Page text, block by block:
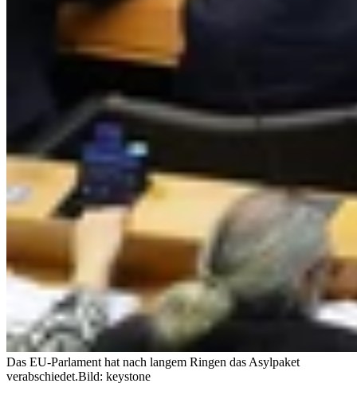
Das EU-Parlament hat nach langem Ringen das Asylpaket
verabschiedet.Bild: keystone